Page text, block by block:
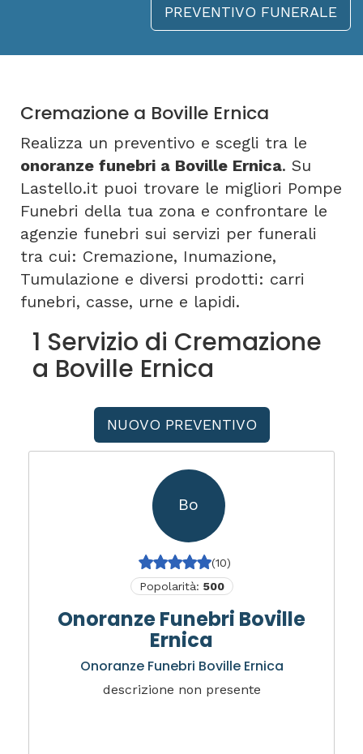
PREVENTIVO FUNERALE
Cremazione a Boville Ernica
Realizza un preventivo e scegli tra le
onoranze funebri a Boville Ernica. Su
Lastello.it puoi trovare le migliori Pompe
Funebri della tua zona e confrontare le
agenzie funebri sui servizi per funerali
tra cui: Cremazione, Inumazione,
Tumulazione e diversi prodotti: carri
funebri, casse, urne e lapidi.
1 Servizio di Cremazione
a Boville Ernica
NUOVO PREVENTIVO
Bo
(10)
Popolarità: 500
Onoranze Funebri Boville
Ernica
Onoranze Funebri Boville Ernica
descrizione non presente